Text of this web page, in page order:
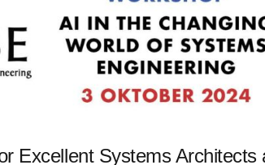
Excellent Systems